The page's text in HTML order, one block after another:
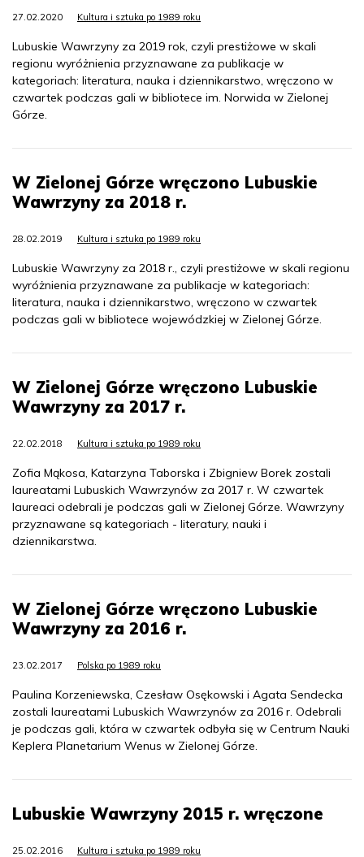
27.02.2020 Kultura i sztuka po 1989 roku
Lubuskie Wawrzyny za 2019 rok, czyli prestiżowe w skali
regionu wyróżnienia przyznawane za publikacje w
kategoriach: literatura, nauka i dziennikarstwo, wręczono w
czwartek podczas gali w bibliotece im. Norwida w Zielonej
Górze.
W Zielonej Górze wręczono Lubuskie
Wawrzyny za 2018 r.
28.02.2019 Kultura i sztuka po 1989 roku
Lubuskie Wawrzyny za 2018 r., czyli prestiżowe w skali regionu
wyróżnienia przyznawane za publikacje w kategoriach:
literatura, nauka i dziennikarstwo, wręczono w czwartek
podczas gali w bibliotece wojewódzkiej w Zielonej Górze.
W Zielonej Górze wręczono Lubuskie
Wawrzyny za 2017 r.
22.02.2018 Kultura i sztuka po 1989 roku
Zofia Mąkosa, Katarzyna Taborska i Zbigniew Borek zostali
laureatami Lubuskich Wawrzynów za 2017 r. W czwartek
laureaci odebrali je podczas gali w Zielonej Górze. Wawrzyny
przyznawane są kategoriach - literatury, nauki i
dziennikarstwa.
W Zielonej Górze wręczono Lubuskie
Wawrzyny za 2016 r.
23.02.2017 Polska po 1989 roku
Paulina Korzeniewska, Czesław Osękowski i Agata Sendecka
zostali laureatami Lubuskich Wawrzynów za 2016 r. Odebrali
je podczas gali, która w czwartek odbyła się w Centrum Nauki
Keplera Planetarium Wenus w Zielonej Górze.
Lubuskie Wawrzyny 2015 r. wręczone
25.02.2016 Kultura i sztuka po 1989 roku